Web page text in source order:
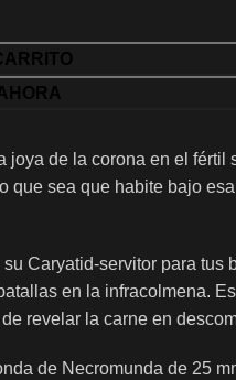
de la corona en el
sea que habite bajo
Caryatid-servitor para
en la infracolmena.
revelar la carne en
de Necromunda de 25